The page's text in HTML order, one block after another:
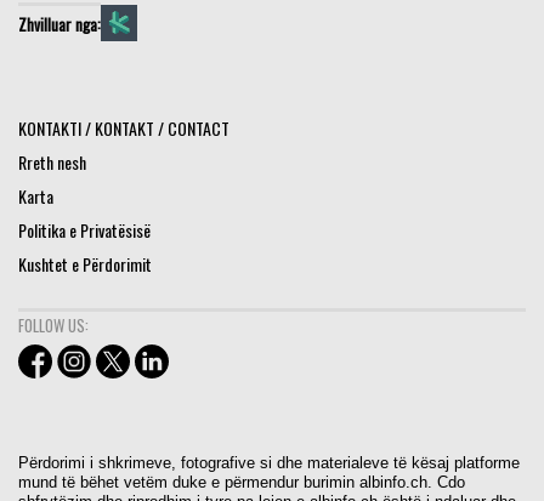
Zhvilluar nga:
KONTAKTI / KONTAKT / CONTACT
Rreth nesh
Karta
Politika e Privatësisë
Kushtet e Përdorimit
FOLLOW US:
Përdorimi i shkrimeve, fotografive si dhe materialeve të kësaj platforme
mund të bëhet vetëm duke e përmendur burimin albinfo.ch. Cdo